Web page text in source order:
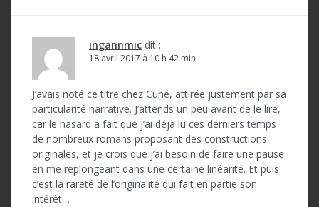
ingannmic dit :
18 avril 2017 à 10 h 42 min
J’avais noté ce titre chez Cuné, attirée justement par sa
particularité narrative. J’attends un peu avant de le lire,
car le hasard a fait que j’ai déjà lu ces derniers temps
de nombreux romans proposant des constructions
originales, et je crois que j’ai besoin de faire une pause
en me replongeant dans une certaine linéarité. Et puis
c’est la rareté de l’originalité qui fait en partie son
intérêt…